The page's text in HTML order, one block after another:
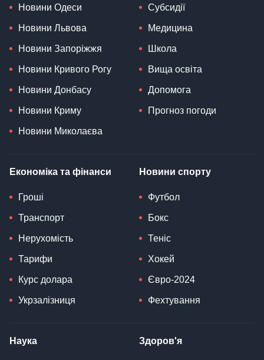
Новини Одеси
Новини Львова
Новини Запоріжжя
Новини Кривого Рогу
Новини Донбасу
Новини Криму
Новини Миколаєва
Субсидії
Медицина
Школа
Вища освіта
Допомога
Прогноз погоди
Економіка та фінанси
Гроші
Транспорт
Нерухомість
Тарифи
Курс долара
Укрзалізниця
Новини спорту
Футбол
Бокс
Теніс
Хокей
Євро-2024
Фехтування
Наука Здоров'я